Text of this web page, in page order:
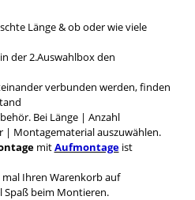
Länge & ob oder wie viele
der 2.Auswahlbox den
verbunden werden, finden
Bei Länge | Anzahl
| Montagematerial auszuwählen.
mitAufmontageist
mal Ihren Warenkorb auf
beim Montieren.